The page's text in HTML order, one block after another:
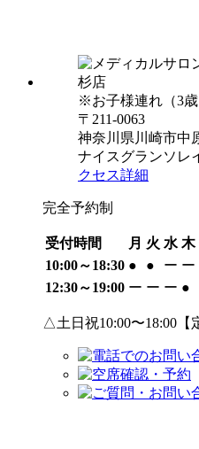
※お子様連れ（3
〒211-0063
神奈川県川崎市中
ナイスグランソレ
クセス詳細
完全予約制
受付時間 月 火 水 木
10:00～18:30 ● ● ー ー
12:30～19:00 ー ー ー ●
△土日祝10:00〜18:00【